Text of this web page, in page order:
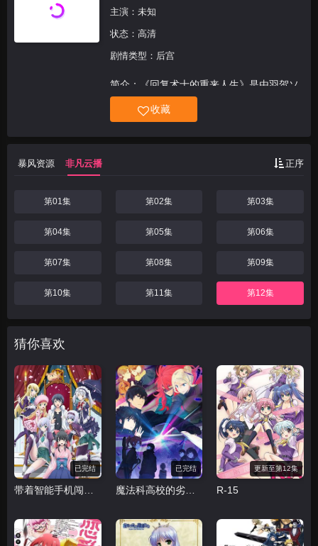
主演：未知
状态：高清
剧情类型：后宫
简介：《回复术士的重来人生》是由羽贺ソ
ウケソ 月夜泪 创作的漫画。回复术士只有
治愈的才能。被认为一个人什么都做不到的
存在。不依存别人就无法战斗，正因为是这
收藏
暴风资源 非凡云播 正序
第01集 第02集 第03集
第04集 第05集 第06集
第07集 第08集 第09集
第10集 第11集 第12集
猜你喜欢
已完结 已完结
魔法科高校的劣等生 来访者篇
更新至第12集
R-15